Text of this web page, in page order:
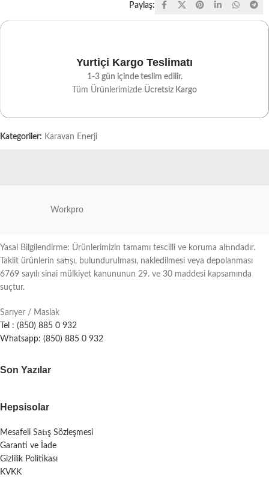
Paylaş:
Yurtiçi Kargo Teslimatı
1-3 gün içinde teslim edilir.
Tüm Ürünlerimizde Ücretsiz Kargo
Kategoriler: Karavan Enerji
Workpro
Yasal Bilgilendirme: Ürünlerimizin tamamı tescilli ve koruma altındadır.
Taklit ürünlerin satışı, bulundurulması, nakledilmesi veya depolanması
6769 sayılı sinai mülkiyet kanununun 29. ve 30 maddesi kapsamında
suçtur.
Sarıyer / Maslak
Tel : (850) 885 0 932
Whatsapp: (850) 885 0 932
Son Yazılar
Hepsisolar
Mesafeli Satış Sözleşmesi
Garanti ve İade
Gizlilik Politikası
KVKK